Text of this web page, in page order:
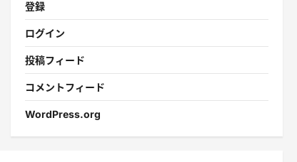
登録
ログイン
投稿フィード
コメントフィード
WordPress.org